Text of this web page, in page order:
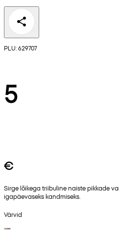
PLU: 629707
5
€
Sirge lõikega triibuline naiste pikkade
igapäevaseks kandmiseks.
Värvid